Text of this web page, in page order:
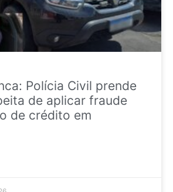
Polícia Civil prende
de aplicar fraude
de crédito em